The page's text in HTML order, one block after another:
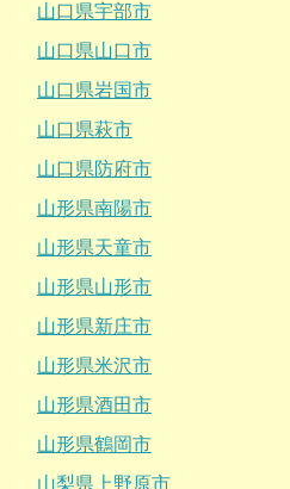
山口県宇部市
山口県山口市
山口県岩国市
山口県萩市
山口県防府市
山形県南陽市
山形県天童市
山形県山形市
山形県新庄市
山形県米沢市
山形県酒田市
山形県鶴岡市
山梨県上野原市